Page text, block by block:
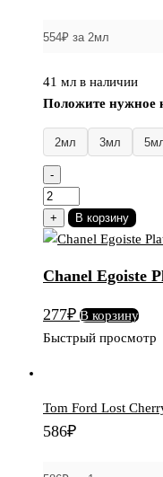
41 мл в наличии
Положите нужное
2мл 3мл
-
Количество
товара
Chanel
Platinum
+ В корзину
Chanel Egoiste
277₽ В корзину
Быстрый просмотр
Tom Ford Lost
586₽